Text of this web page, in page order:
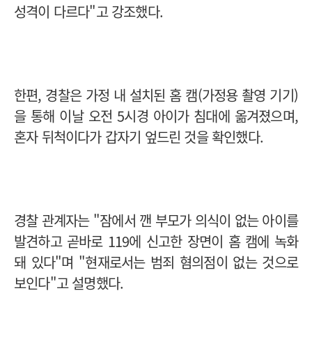
성격이 다르다"고 강조했다.
한편, 경찰은 가정 내 설치된 홈 캠(가정용 촬영 기기)
을 통해 이날 오전 5시경 아이가 침대에 옮겨졌으며,
혼자 뒤척이다가 갑자기 엎드린 것을 확인했다.
경찰 관계자는 "잠에서 깬 부모가 의식이 없는 아이를
발견하고 곧바로 119에 신고한 장면이 홈 캠에 녹화
돼 있다"며 "현재로서는 범죄 혐의점이 없는 것으로
보인다"고 설명했다.